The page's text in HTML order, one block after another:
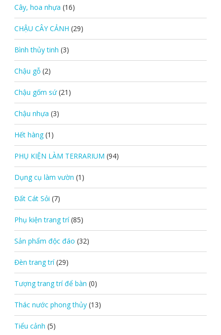
Cây, hoa nhựa (16)
CHẬU CÂY CẢNH (29)
Bình thủy tinh (3)
Chậu gỗ (2)
Chậu gốm sứ (21)
Chậu nhựa (3)
Hết hàng (1)
PHỤ KIỆN LÀM TERRARIUM (94)
Dụng cụ làm vườn (1)
Đất Cát Sỏi (7)
Phụ kiện trang trí (85)
Sản phẩm độc đáo (32)
Đèn trang trí (29)
Tượng trang trí để bàn (0)
Thác nước phong thủy (13)
Tiểu cảnh (5)